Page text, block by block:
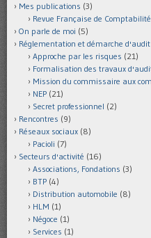
Mes publications (3)
Revue Française de Comptabilité
On parle de moi (5)
Réglementation et démarche d'audit
Approche par les risques (21)
Formalisation des travaux
Mission du commissaire aux
NEP (21)
Secret professionnel (2)
Rencontres (9)
Réseaux sociaux (8)
Pacioli (7)
Secteurs d'activité (16)
Associations, Fondations (3)
BTP (4)
Distribution automobile (8)
HLM (1)
Négoce (1)
Services (1)